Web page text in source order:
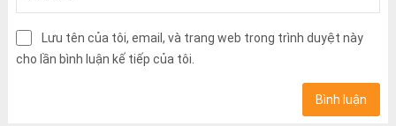
Lưu tên của tôi, email, và trang web trong trình duyệt này
cho lần bình luận kế tiếp của tôi.